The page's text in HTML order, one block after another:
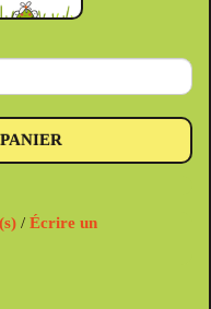
/ Écrire un